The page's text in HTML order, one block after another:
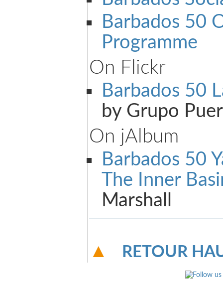
Barbados 50
Programme
On Flickr
Barbados 50
by Grupo
On jAlbum
Barbados 50
The Inner
Marshall
RETOUR